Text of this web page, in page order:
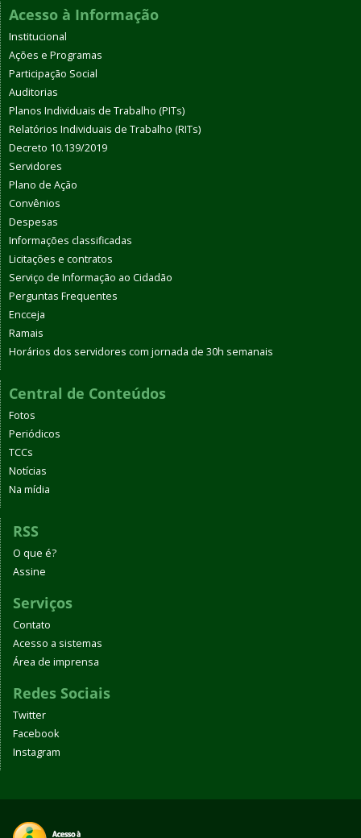
Acesso à Informação
Institucional
Ações e Programas
Participação Social
Auditorias
Planos Individuais de Trabalho (PITs)
Relatórios Individuais de Trabalho (RITs)
Decreto 10.139/2019
Servidores
Plano de Ação
Convênios
Despesas
Informações classificadas
Licitações e contratos
Serviço de Informação ao Cidadão
Perguntas Frequentes
Encceja
Ramais
Horários dos servidores com jornada de 30h semanais
Central de Conteúdos
Fotos
Periódicos
TCCs
Notícias
Na mídia
RSS
O que é?
Assine
Serviços
Contato
Acesso a sistemas
Área de imprensa
Redes Sociais
Twitter
Facebook
Instagram